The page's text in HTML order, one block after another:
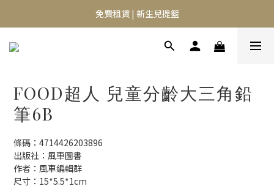
⭐️異膚救星 10天體驗活動⭐️
免費租賃 | 新生兒提籃
⭐️異膚救星 10天體驗活動⭐️
FOOD超人 兒童分齡大三角鉛
筆6B
條碼：4714426203896
出版社：風車圖書
作者：風車編輯群
尺寸：15*5.5*1cm